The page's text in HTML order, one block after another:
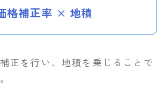
格補正率 × 地積
正を行い、地積を乗じることで